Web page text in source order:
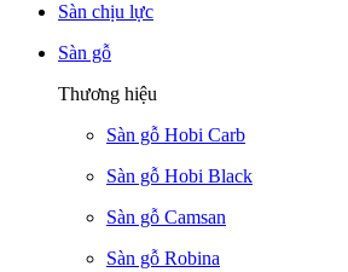
Sàn chịu lực
Sàn gỗ
Thương hiệu
Sàn gỗ Hobi Carb
Sàn gỗ Hobi Black
Sàn gỗ Camsan
Sàn gỗ Robina